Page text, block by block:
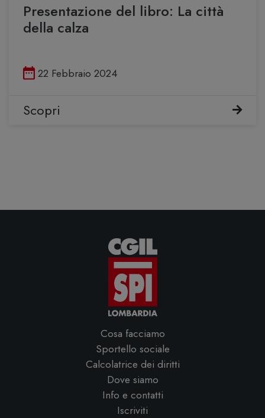
Presentazione del libro: La città
della calza
Pubblicato il
22 Febbraio 2024
Scopri
Cosa facciamo
Sportello sociale
Calcolatrice dei diritti
Dove siamo
Info e contatti
Iscriviti